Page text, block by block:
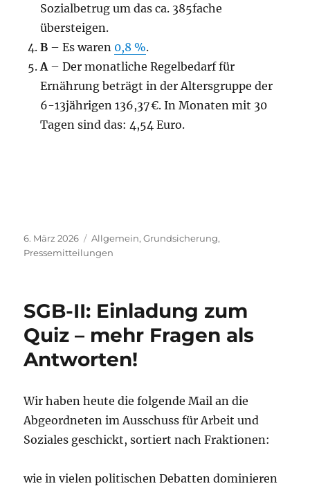
Sozialbetrug um das ca. 385fache
übersteigen.
B – Es waren 0,8 %.
A – Der monatliche Regelbedarf für
Ernährung beträgt in der Altersgruppe der
6-13jährigen 136,37 €. In Monaten mit 30
Tagen sind das: 4,54 Euro.
Veröffentlicht
am
6. März 2026 Kategorien
Allgemein,Grundsicherung,
Pressemitteilungen
SGB-II: Einladung zum
Quiz – mehr Fragen als
Antworten!
Wir haben heute die folgende Mail an die
Abgeordneten im Ausschuss für Arbeit und
Soziales geschickt, sortiert nach Fraktionen:
wie in vielen politischen Debatten dominieren